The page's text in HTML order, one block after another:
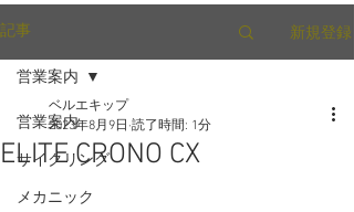
記事 新規登録
営業案内
サイクリング
メカニック
営業案内
ELITE CRONO CX
ベルエキップ
2023年8月9日 読了時間: 1分